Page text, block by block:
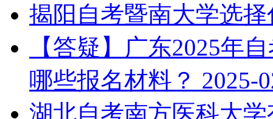
揭阳自考暨南大学选
【答疑】广东2025年
哪些报名材料？ 2025-
湖北自考南方医科大